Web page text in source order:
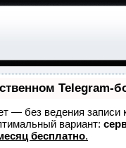
Telegram-
— без ведения
вариант:
бесплатно.